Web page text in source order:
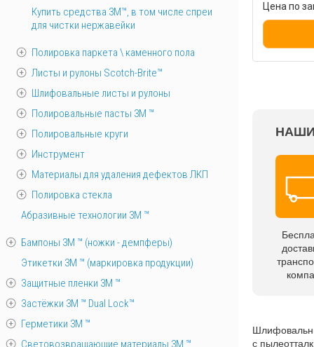
Цена по
с
Купить средства 3М™, в том числе спреи
для чистки нержавейки
Полировка паркета \ каменного пола
Листы и рулоны Scotch-Brite™
Шлифовальные листы и рулоны
Полировальные пасты 3М ™
Полировальные круги
Инструмент
Материалы для удаления дефектов ЛКП
Полировка стекла
Абразивные технологии 3М ™
Бампоны 3М ™ (ножки - демпферы)
Этикетки 3М ™ (маркировка продукции)
Защитные пленки 3М ™
Застёжки 3М ™ Dual Lock™
Герметики 3М ™
Световозвращающие материалы 3М ™